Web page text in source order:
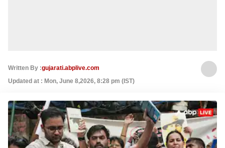
Written By :gujarati.abplive.com
Updated at : Mon, June 8,2026, 8:28 pm (IST)